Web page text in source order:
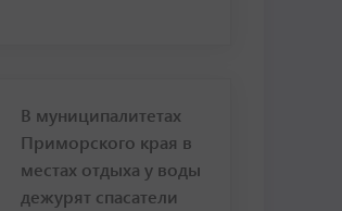
В муниципалитетах
Приморского края в
местах отдыха у воды
дежурят спасатели